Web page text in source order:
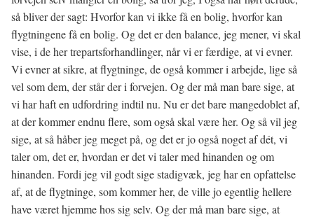
så bliver der sagt: Hvorfor kan vi ikke få en bolig, hvorfor kan
flygtningene få en bolig. Og det er den balance, jeg mener, vi skal
vise, i de her trepartsforhandlinger, når vi er færdige, at vi evner.
Vi evner at sikre, at flygtninge, de også kommer i arbejde, lige så
vel som dem, der står der i forvejen. Og der må man bare sige, at
vi har haft en udfordring indtil nu. Nu er det bare mangedoblet af,
at der kommer endnu flere, som også skal være her. Og så vil jeg
sige, at så håber jeg meget på, og det er jo også noget af dét, vi
taler om, det er, hvordan er det vi taler med hinanden og om
hinanden. Fordi jeg vil godt sige stadigvæk, jeg har en opfattelse
af, at de flygtninge, som kommer her, de ville jo egentlig hellere
have været hjemme hos sig selv. Og der må man bare sige, at